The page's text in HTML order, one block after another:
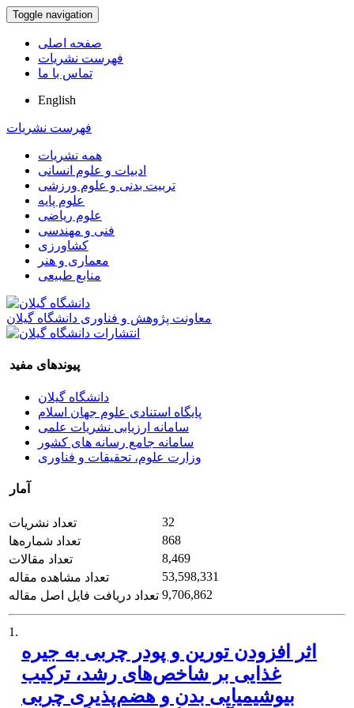
Toggle navigation
صفحه اصلی
فهرست نشریات
تماس با ما
English
فهرست نشریات
همه نشریات
ادبیات و علوم انسانی
تربیت بدنی و علوم ورزشی
علوم پایه
علوم ریاضی
فنی و مهندسی
کشاورزی
معماری و هنر
منابع طبیعی
معاونت پژوهش و فناوری دانشگاه گیلان
پیوندهای مفید
دانشگاه گیلان
پایگاه استنادی علوم جهان اسلام
سامانه ارزیابی نشریات علمی
سامانه جامع رسانه های کشور
وزارت علوم، تحقیقات و فناوری
آمار
تعداد نشریات
32
تعداد شماره‌ها
868
تعداد مقالات
8,469
تعداد مشاهده مقاله
53,598,331
تعداد دریافت فایل اصل مقاله 9,706,862
1.
اثر افزودن تورین و پودر چربی به جیره
غذایی بر شاخص‌های رشد، ترکیب
بیوشیمیایی بدن و هضم‌پذیری چربی